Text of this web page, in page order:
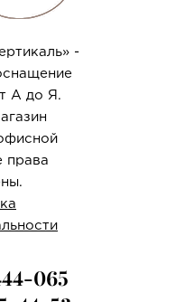
-
А до Я.
права
065